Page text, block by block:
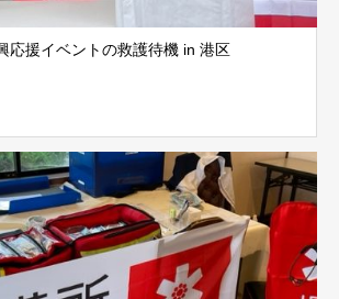
応援イベントの救護待機 in 港区